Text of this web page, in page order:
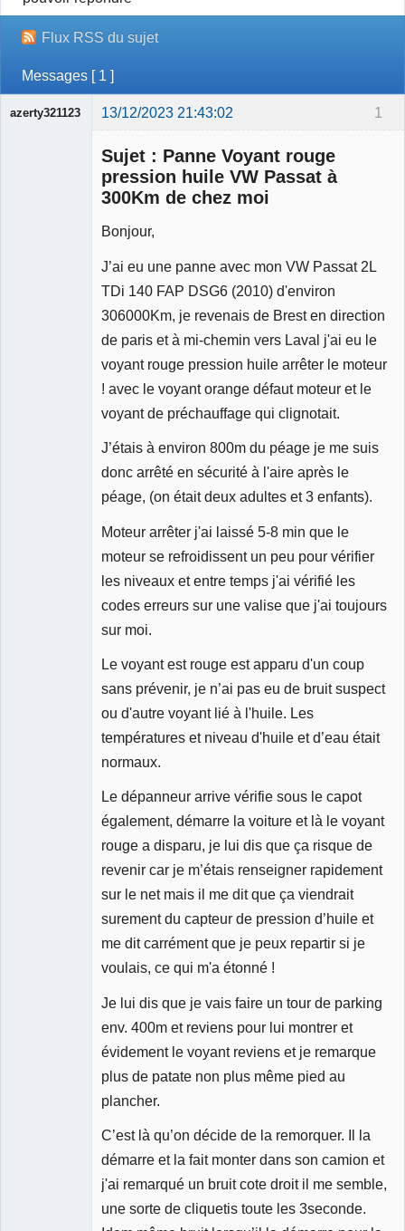
Flux RSS du sujet
Messages [ 1 ]
1
azerty321123 13/12/2023 21:43:02
Sujet : Panne Voyant rouge
pression huile VW Passat à
300Km de chez moi
Bonjour,
J’ai eu une panne avec mon VW Passat 2L
TDi 140 FAP DSG6 (2010) d'environ
306000Km, je revenais de Brest en direction
de paris et à mi-chemin vers Laval j'ai eu le
voyant rouge pression huile arrêter le moteur
! avec le voyant orange défaut moteur et le
voyant de préchauffage qui clignotait.
J’étais à environ 800m du péage je me suis
donc arrêté en sécurité à l'aire après le
péage, (on était deux adultes et 3 enfants).
Moteur arrêter j'ai laissé 5-8 min que le
moteur se refroidissent un peu pour vérifier
les niveaux et entre temps j'ai vérifié les
codes erreurs sur une valise que j'ai toujours
sur moi.
Le voyant est rouge est apparu d'un coup
sans prévenir, je n’ai pas eu de bruit suspect
ou d'autre voyant lié à l'huile. Les
températures et niveau d'huile et d’eau était
normaux.
Le dépanneur arrive vérifie sous le capot
également, démarre la voiture et là le voyant
rouge a disparu, je lui dis que ça risque de
revenir car je m’étais renseigner rapidement
sur le net mais il me dit que ça viendrait
surement du capteur de pression d’huile et
me dit carrément que je peux repartir si je
voulais, ce qui m'a étonné !
Je lui dis que je vais faire un tour de parking
env. 400m et reviens pour lui montrer et
évidement le voyant reviens et je remarque
plus de patate non plus même pied au
plancher.
C’est là qu’on décide de la remorquer. Il la
démarre et la fait monter dans son camion et
j'ai remarqué un bruit cote droit il me semble,
une sorte de cliquetis toute les 3seconde.